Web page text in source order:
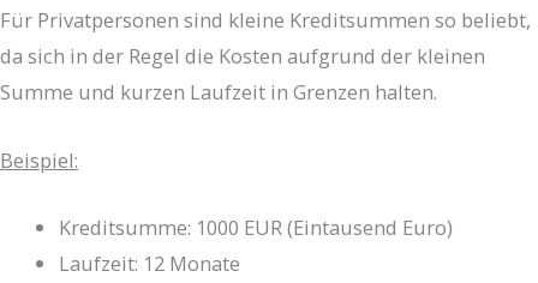
Für Privatpersonen sind kleine Kreditsummen so beliebt,
da sich in der Regel die Kosten aufgrund der kleinen
Summe und kurzen Laufzeit in Grenzen halten.
Beispiel:
Kreditsumme: 1000 EUR (Eintausend Euro)
Laufzeit: 12 Monate